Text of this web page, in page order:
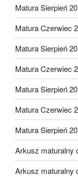
Matura Sierpień
Matura Czerwiec
Matura Sierpień
Matura Czerwiec
Matura Sierpień
Matura Czerwiec
Matura Sierpień
Arkusz maturalny
Arkusz maturalny